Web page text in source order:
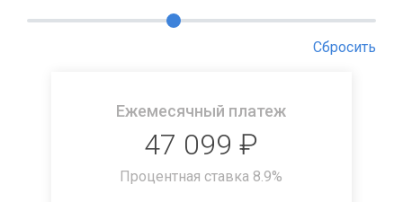
Сбросить
Ежемесячный платеж
47 099 ₽
Процентная ставка 8.9%